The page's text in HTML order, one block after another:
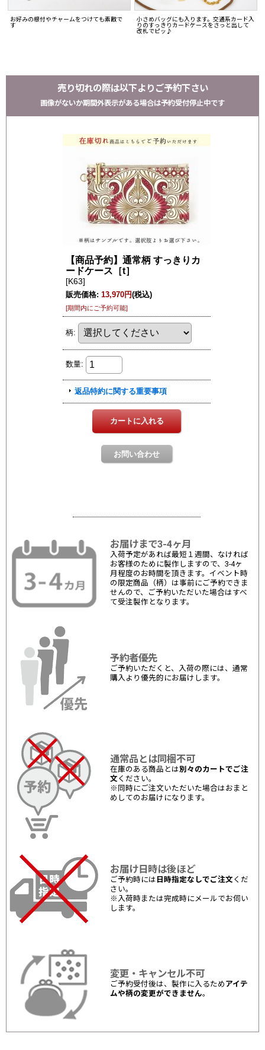
お好みの根付やチャームをつけても素敵で
す
小さめバッグにも入ります。交通系カード入
りのすっきりカードケースをさっと出して
改札でピッ♪
売り切れの際は以下よりご予約下さい
画像がないか期間外表示がある場合は予約受付停止中です
お届けまで3-4ヶ月
入荷予定があれば最短１週間、なければ
お客様のために製作しますので、3-4ヶ
月程度のお時間を頂きます。イベント時
の限定商品（柄）は事前にご予約できま
せんので、ご予約いただいた場合はすべ
て受注製作となります。
予約者優先
ご予約いただくと、入荷の際には、通常
購入より優先的にお届けします。
通常品とは同梱不可
在庫のある商品とは別々のカートでご注
文 ください。
※同時にご注文いただいた場合はおまと
めしてのお届けになります。
お届け日時は後ほど
ご予約時には 日時指定なしでご注文 くだ
さい。
※入荷時または完成時にメールでお伺い
します。
変更・キャンセル不可
ご予約受付後は、製作に入るため アイテ
ムや柄の変更ができません。